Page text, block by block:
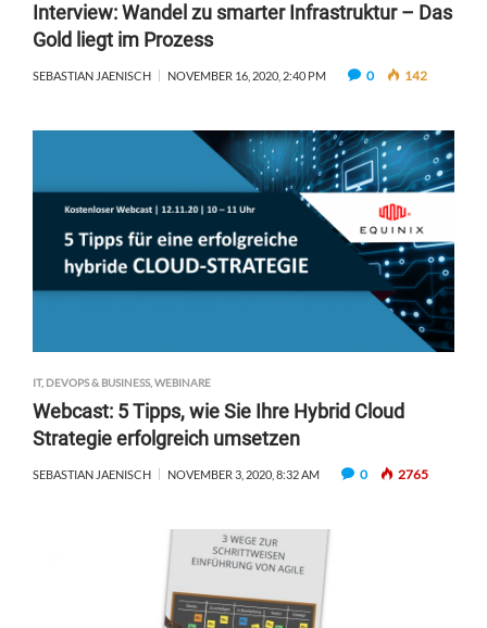
Interview: Wandel zu smarter Infrastruktur – Das
Gold liegt im Prozess
SEBASTIAN JAENISCH NOVEMBER 16, 2020, 2:40 PM 0 142
IT, DEVOPS & BUSINESS, WEBINARE
Webcast: 5 Tipps, wie Sie Ihre Hybrid Cloud
Strategie erfolgreich umsetzen
SEBASTIAN JAENISCH NOVEMBER 3, 2020, 8:32 AM 0 2765